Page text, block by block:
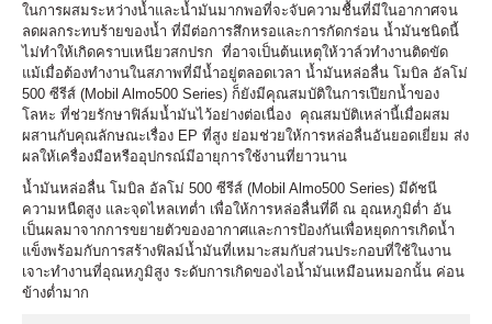
ในการผสมระหว่างน้ำและน้ำมันมากพอที่จะจับความชื้นที่มีในอากาศจน
ลดผลกระทบร้ายของน้ำ ที่มีต่อการสึกหรอและการกัดกร่อน น้ำมันชนิดนี้
ไม่ทำให้เกิดคราบเหนียวสกปรก ที่อาจเป็นต้นเหตุให้วาล์วทำงานติดขัด
แม้เมื่อต้องทำงานในสภาพที่มีน้ำอยู่ตลอดเวลา น้ำมันหล่อลื่น โมบิล อัลโม่
500 ซีรีส์ (Mobil Almo500 Series) ก็ยังมีคุณสมบัติในการเปียกน้ำของ
โลหะ ที่ช่วยรักษาฟิล์มน้ำมันไว้อย่างต่อเนื่อง คุณสมบัติเหล่านี้เมื่อผสม
ผสานกับคุณลักษณะเรื่อง EP ที่สูง ย่อมช่วยให้การหล่อลื่นอันยอดเยี่ยม ส่ง
ผลให้เครื่องมือหรืออุปกรณ์มีอายุการใช้งานที่ยาวนาน
น้ำมันหล่อลื่น โมบิล อัลโม่ 500 ซีรีส์ (Mobil Almo500 Series) มีดัชนี
ความหนืดสูง และจุดไหลเทต่ำ เพื่อให้การหล่อลื่นที่ดี ณ อุณหภูมิต่ำ อัน
เป็นผลมาจากการขยายตัวของอากาศและการป้องกันเพื่อหยุดการเกิดน้ำ
แข็งพร้อมกับการสร้างฟิลม์น้ำมันที่เหมาะสมกับส่วนประกอบที่ใช้ในงาน
เจาะทำงานที่อุณหภูมิสูง ระดับการเกิดของไอน้ำมันเหมือนหมอกนั้น ค่อน
ข้างต่ำมาก